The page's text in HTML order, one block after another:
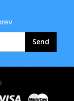
Send